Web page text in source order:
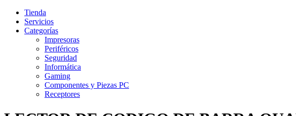
Tienda
Servicios
Categorías
Impresoras
Periféricos
Seguridad
Informática
Gaming
Componentes y Piezas PC
Receptores